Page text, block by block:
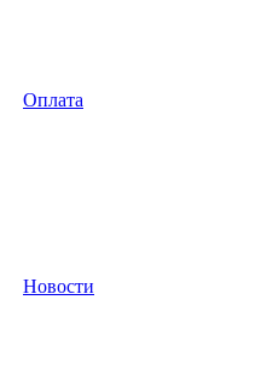
Оплата
Новости